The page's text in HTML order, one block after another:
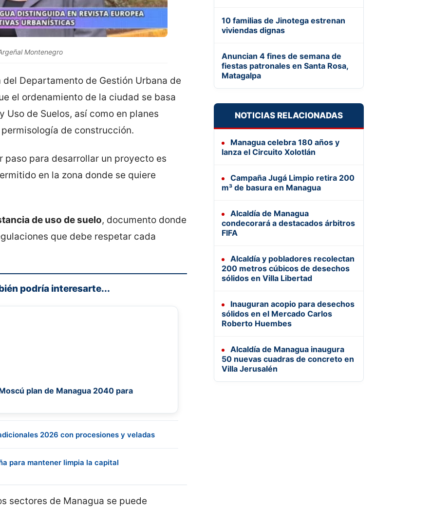
Montenegro
del Departamento de Gestión Urbana de
el ordenamiento de la ciudad se basa
Uso de Suelos, así como en planes
de construcción.
para desarrollar un proyecto es
en la zona donde se quiere
de uso de suelo, documento donde
que debe respetar cada
podría interesarte...
plan de Managua 2040 para
2026 con procesiones y veladas
para mantener limpia la capital
sectores de Managua se puede
10 familias de Jinotega estrenan
viviendas dignas
Anuncian 4 fines de semana de
fiestas patronales en Santa Rosa,
Matagalpa
NOTICIAS RELACIONADAS
Managua celebra 180 años y
lanza el Circuito Xolotlán
Campaña Jugá Limpio retira 200
m³ de basura en Managua
Alcaldía de Managua
condecorará a destacados árbitros
FIFA
Alcaldía y pobladores recolectan
200 metros cúbicos de desechos
sólidos en Villa Libertad
Inauguran acopio para desechos
sólidos en el Mercado Carlos
Roberto Huembes
Alcaldía de Managua inaugura
50 nuevas cuadras de concreto en
Villa Jerusalén